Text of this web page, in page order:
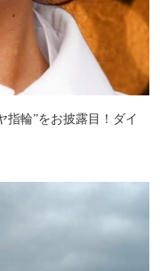
指輪”をお披露目！ダイ